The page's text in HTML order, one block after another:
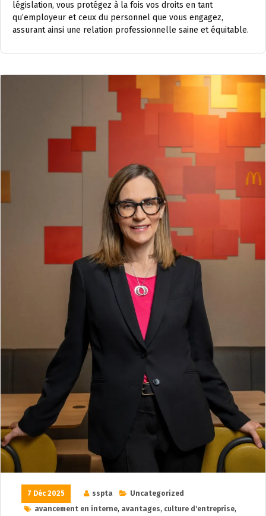
législation, vous protégez à la fois vos droits en tant
qu’employeur et ceux du personnel que vous engagez,
assurant ainsi une relation professionnelle saine et équitable.
7 Déc 2025 sspta
Uncategorized
avancement en interne, avantages, culture d'entreprise,